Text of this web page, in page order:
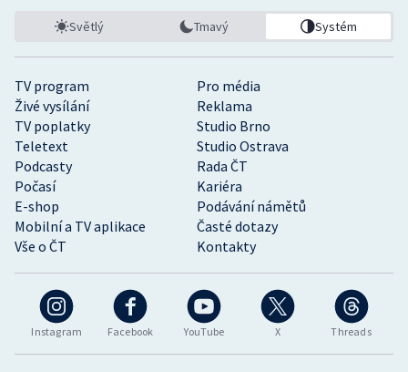
Instagram Facebook YouTube X Threads
TV program
Pro média
Živé vysílání
Reklama
TV poplatky
Studio Brno
Teletext
Studio Ostrava
Podcasty
Rada ČT
Počasí
Kariéra
E-shop
Podávání námětů
Mobilní a TV aplikace
Časté dotazy
Vše o ČT
Kontakty
Světlý Tmavý Systém